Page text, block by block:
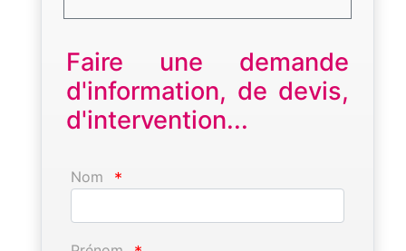
Faire une demande
d'information, de devis,
d'intervention...
Nom *